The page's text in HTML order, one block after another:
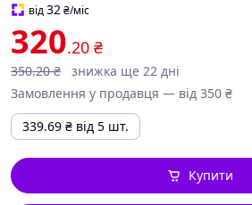
від32₴/міс
320.20 ₴
350.20 ₴
знижка ще 22 дні
Замовлення у продавця — від 350 ₴
339.69 ₴ від 5 шт.
Купити